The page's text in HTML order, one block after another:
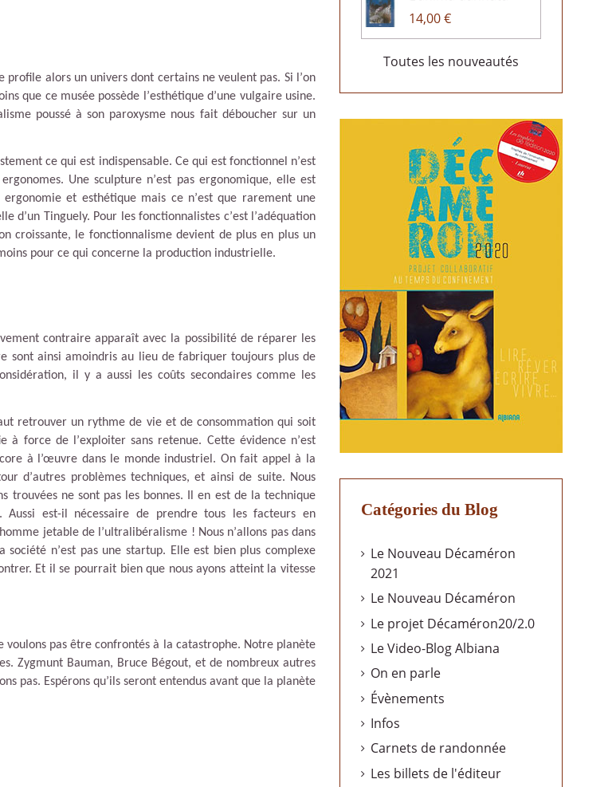
profile alors un univers dont certains ne veulent pas. Si l’on
que ce musée possède l’esthétique d’une vulgaire usine.
poussé à son paroxysme nous fait déboucher sur un
ce qui est indispensable. Ce qui est fonctionnel n’est
Une sculpture n’est pas ergonomique, elle est
et esthétique mais ce n’est que rarement une
d’un Tinguely. Pour les fonctionnalistes c’est l ’adéquation
croissante, le fonctionnalisme devient de plus en plus un
pour ce qui concerne la production industrielle.
contraire apparaît avec la possibilité de réparer les
sont ainsi amoindris au lieu de fabriquer toujours plus de
il y a aussi les coûts secondaires comme les
retrouver un rythme de vie et de consommation qui soit
à force de l’exploiter sans retenue. Cette évidence n’est
à l’œuvre dans le monde industriel. On fait appel à la
d’autres problèmes techniques, et ainsi de suite. Nous
trouvées ne sont pas les bonnes. Il en est de la technique
est-il nécessaire de prendre tous les facteurs en
homme jetable de l’ultralibéralisme ! Nous n’allons pas dans
société n’est pas une startup. Elle est bien plus complexe
Et il se pourrait bien que nous ayons atteint la vitesse
voulons pas être confrontés à la catastrophe. Notre planète
Zygmunt Bauman, Bruce Bégout, et de nombreux autres
pas. Espérons qu’ils seront entendus avant que la planète
14,00 €
Toutes les nouveautés
Catégories du Blog
Le Nouveau Décaméron
2021
Le Nouveau Décaméron
Le projet Décaméron20/2.0
Le Video-Blog Albiana
On en parle
Évènements
Infos
Carnets de randonnée
Les billets de l'éditeur